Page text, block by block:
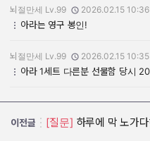
작성자:
뇌절만세 Lv.99
작성일:
2026.02.15 10:36
아라는 영구 봉인!
작성자:
뇌절만세 Lv.99
작성일:
2026.02.15 10:35
아라 1세트 다른분 선물함 당시
이전글 [질문] 하루에 막 노가